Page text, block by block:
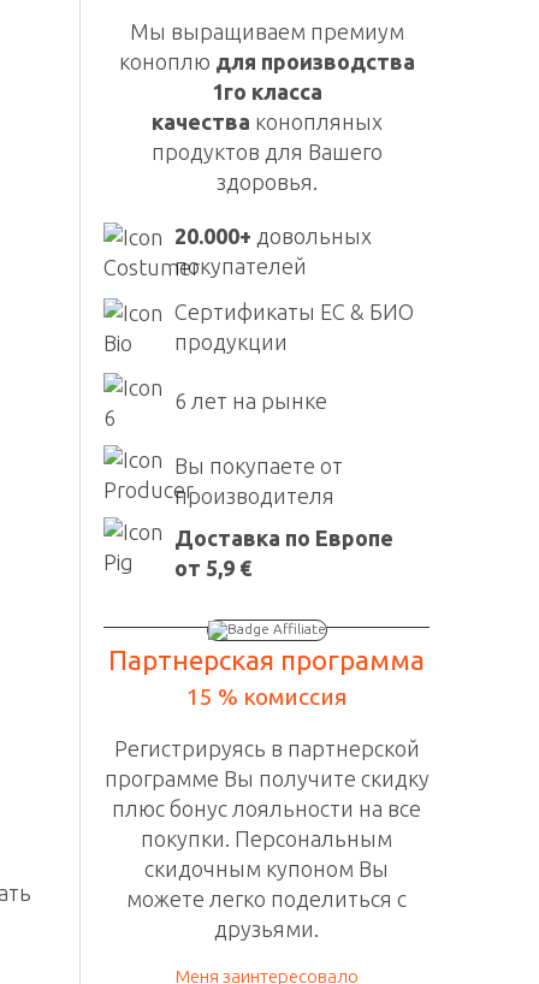
Мы выращиваем премиум
коноплю для производства
1го класса
качества конопляных
продуктов для Вашего
здоровья.
20.000+ довольных
покупателей
Сертификаты ЕС & БИО
продукции
6 лет на рынке
Вы покупаете от
производителя
Доставка по Европе
от 5,9 €
Партнерская программа
15 % комиссия
Регистрируясь в партнерской
программе Вы получите скидку
плюс бонус лояльности на все
покупки. Персональным
скидочным купоном Вы
можете легко поделиться с
друзьями.
Меня заинтересовало